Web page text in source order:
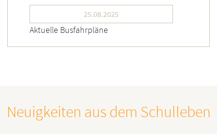
25.08.2025
Aktuelle Busfahrpläne
Neuigkeiten aus dem Schulleben